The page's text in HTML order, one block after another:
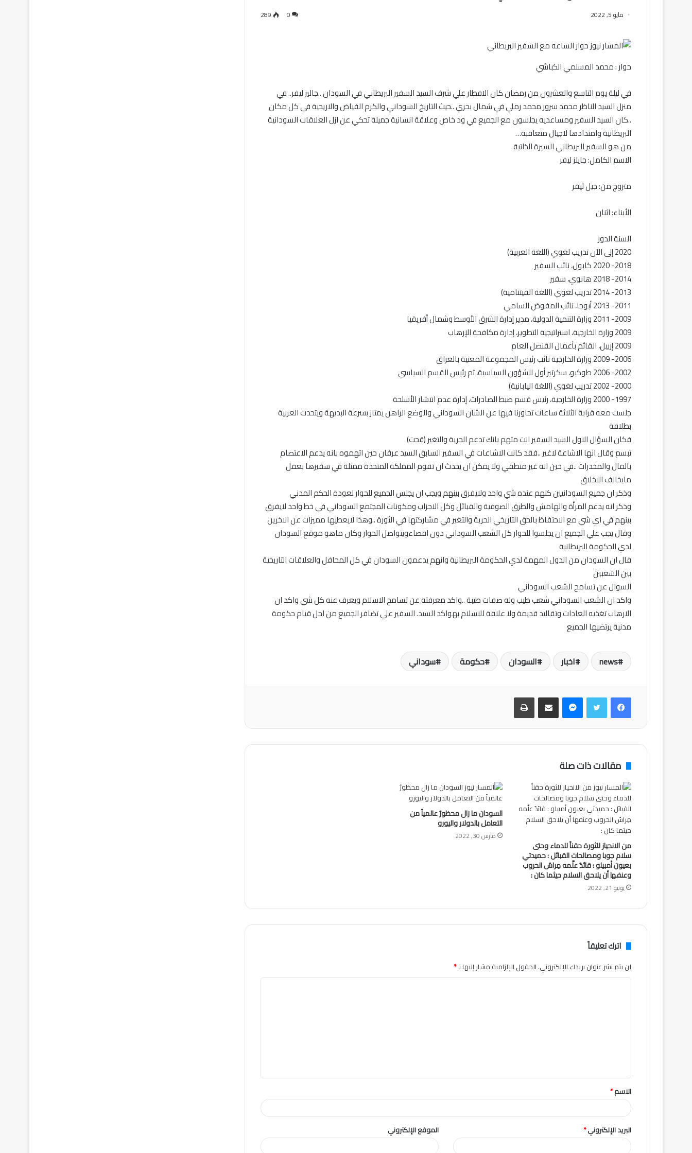
مايو 5, 2022 0
289
حوار : محمد المسلمي الكباشي
في ليلة يوم التاسع والعشرون من رمضان كان الافطار علي شرف السيد السفير البريطاني في السودان ..جاليز ليفر.. في
منزل السيد الناظر محمد سرور محمد رملي في شمال بحري ..حيث التاريخ السوداني والكرم الفياض والاريحية في كل مكان
..كان السيد السفير ومساعديه يجلسون مع الجميع في ود خاص وعلاقة انسانية جميلة تحكي عن ازل العلاقات السودانية
البريطانية وامتدادها لاجيال متعاقبة…
من هو السفير البريطاني السيرة الذاتية
الاسم الكامل: جايلز ليفر
متزوج من: جيل ليفر
الأبناء: اثنان
السنة الدور
2020 إلى الآن تدريب لغوي (اللغة العربية)
2018- 2020 كابول، نائب السفير
2014- 2018 هانوي، سفير
2013- 2014 تدريب لغوي (اللغة الفيتنامية)
2011- 2013 أبوجا، نائب المفوض السامي
2009- 2011 وزارة التنمية الدولية، مدير إدارة الشرق الأوسط وشمال أفريقيا
2009 وزارة الخارجية، استراتيجية التطوير، إدارة مكافحة الإرهاب
2009 إربيل، القائم بأعمال القنصل العام
2006- 2009 وزارة الخارجية نائب رئيس المجموعة المعنية بالعراق
2002- 2006 طوكيو، سكرتير أول للشؤون السياسية، ثم رئيس القسم السياسي
2000- 2002 تدريب لغوي (اللغة اليابانية)
1997- 2000 وزارة الخارجية، رئيس قسم ضبط الصادرات، إدارة عدم انتشار الأسلحة
جلست معه قرابة الثلاثة ساعات تحاورنا فيها عن الشان السوداني والوضع الراهن يمتاز بسرعة البديهة ويتحدث العربية
بطلاقة
فكان السؤال الاول السيد السفير انت متهم بانك تدعم الحرية والتغير (قحت)
تبسم وقال انها الاشاعة لاغير ..فقد كانت الاشاعات في السفير السابق السيد عرفان حين اتهموه بانه يدعم الاعتصام
بالمال والمخدرات ..في حين انه غير منطقي ولا يمكن ان يحدث ان تقوم المملكة المتحدة ممثلة في سفيرها بعمل
مايخالف الاخلاق
وذكر ان جميع السودانيين كلهم عنده شي واحد ولايفرق بينهم ويجب ان يجلس الجميع للحوار لعودة الحكم المدني
وذكر انه يدعم المرأة والهامش والطرق الصوفية والقبائل وكل الاحزاب ومكونات المجتمع السوداني في خط واحد لايفرق
بينهم في اي شي مع الاحتفاظ بالحق التاريخي الحرية والتغير في مشاركتها في الثورة ..وهذا لايعطيها مميزات عن الاخرين
وقال يجب علي الجميع ان يجلسوا للحوار كل الشعب السوداني دون اقصاءويتواصل الحوار وكان ماهو موقع السودان
لدي الحكومة البريطانية
قال ان السودان من الدول المهمة لدي الحكومة البريطانية وانهم يدعمون السودان في كل المحافل والعلاقات التاريخية
بين الشعبين
السوال عن تسامح الشعب السوداني
واكد ان الشعب السوداني شعب طيب وله صفات طيبة ..واكد معرفته عن تسامح الاسلام ويعرف عنه كل شي واكد ان
الارهاب تغذيه العادات وتقاليد قديمة ولا علاقة للاسلام بهواكد السيد. السفير علي تضافر الجميع من اجل قيام حكومة
مدنية يرتضيها الجميع
news اخبار السودان حكومة سوداني
فيسبوكتويتر ماسنجر مشاركة عبر البريد طباعة
مقالات ذات صلة
من الانحياز للثورة حقناً للدماء وحتى
سلام جوبا ومصالحات القبائل : حميدتي
بعيون أمبيلو : قائدٌ علَّمه مِراسُ الحروب
وعنفها أن يلاحق السلام حيثما كان :
يونيو 21, 2022
السودان ما زال محظورٌ عالمياً من
التعامل بالدولار واليورو
مارس 30, 2022
اترك تعليقاً
لن يتم نشر عنوان بريدك الإلكتروني.الحقول الإلزامية مشار إليها بـ*
ق
*
الاسم*
البريد الإلكتروني* الموقع الإلكتروني